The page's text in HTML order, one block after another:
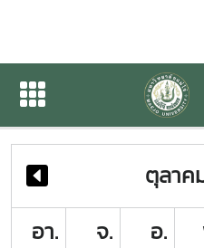
ปฏิทินกิจกรรมข
ปฏิทินกิจกรรมของหน่วยงาน
ตุลาค
อา.
จ. อ.